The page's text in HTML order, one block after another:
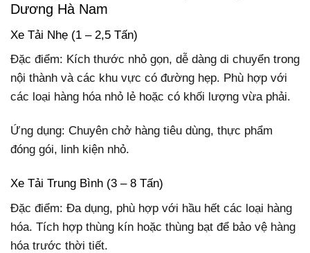
Dương Hà Nam
Xe Tải Nhẹ (1 – 2,5 Tấn)
Đặc điểm: Kích thước nhỏ gọn, dễ dàng di chuyển trong
nội thành và các khu vực có đường hẹp. Phù hợp với
các loại hàng hóa nhỏ lẻ hoặc có khối lượng vừa phải.
Ứng dụng: Chuyên chở hàng tiêu dùng, thực phẩm
đóng gói, linh kiện nhỏ.
Xe Tải Trung Bình (3 – 8 Tấn)
Đặc điểm: Đa dụng, phù hợp với hầu hết các loại hàng
hóa. Tích hợp thùng kín hoặc thùng bạt để bảo vệ hàng
hóa trước thời tiết.